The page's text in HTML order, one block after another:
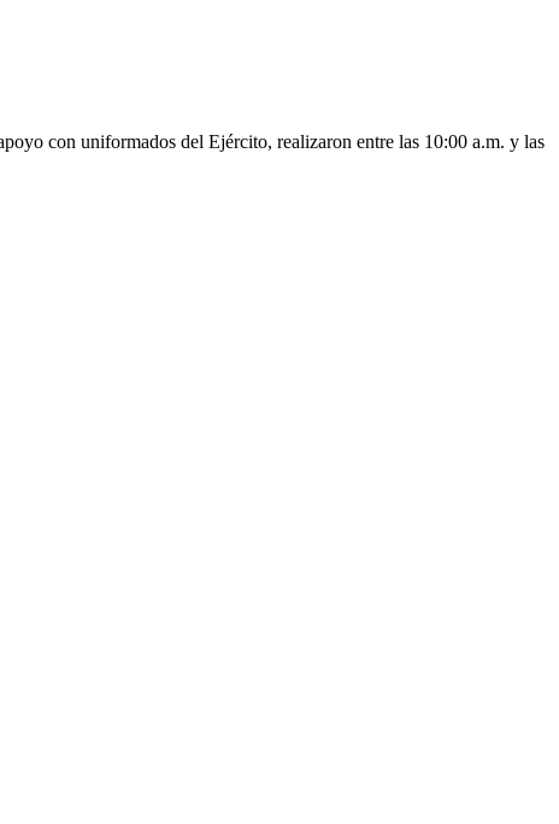
con uniformados del Ejército, realizaron entre las 10:00 a.m. y las